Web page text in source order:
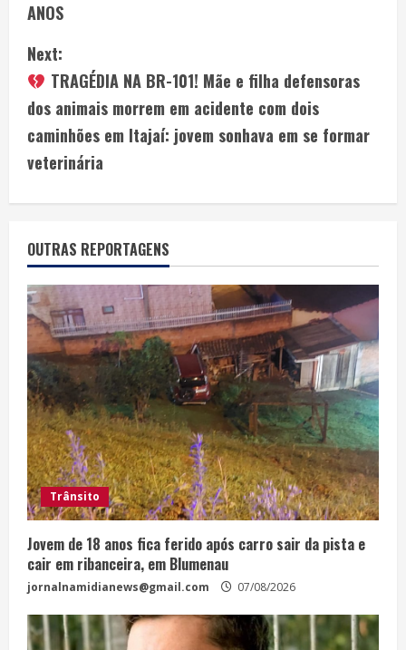
ANOS
Next:
TRAGÉDIA NA BR-101! Mãe e filha defensoras
dos animais morrem em acidente com dois
caminhões em Itajaí: jovem sonhava em se formar
veterinária
OUTRAS REPORTAGENS
Trânsito
Jovem de 18 anos fica ferido após carro sair da pista e
cair em ribanceira, em Blumenau
jornalnamidianews@gmail.com 07/08/2026